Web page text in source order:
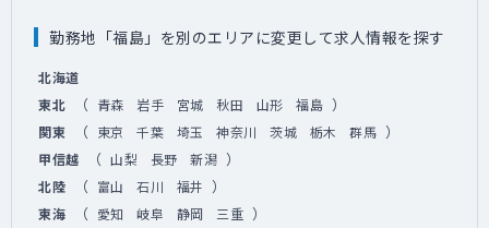
勤務地「福島」を別のエリアに変更して求人情報を探す
北海道
東北
（ 青森 岩手 宮城 秋田 山形 福島 ）
関東 （ 東京 千葉 埼玉 神奈川 茨城 栃木 群馬 ）
甲信越 （ 山梨 長野 新潟 ）
北陸 （ 富山 石川 福井 ）
東海 （ 愛知 岐阜 静岡 三重 ）